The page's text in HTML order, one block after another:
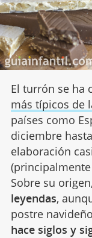
El turrón se ha
más típicos de
países como
diciembre
elaboración
Sobre su
leyendas,
postre
hace siglos y